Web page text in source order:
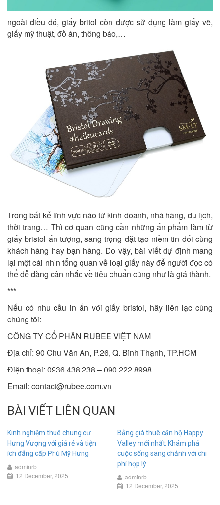
ngoài điều đó, giấy britol còn được sử dụng làm giấy vẽ,
giấy mỹ thuật, đồ án, thông báo,…
Trong bất kể lĩnh vực nào từ kinh doanh, nhà hàng, du lịch,
thời trang… Thì cơ quan cũng cần những ấn phẩm làm từ
giấy bristol ấn tượng, sang trọng đặt tạo niềm tin đối cùng
khách hàng hay bạn hàng. Do vậy, bài viết dự định mang
lại một cái nhìn tổng quan về loại giấy này để người đọc có
thể dễ dàng cân nhắc về tiêu chuẩn cũng như là giá thành.
***
Nếu có nhu cầu in ấn với giấy bristol, hãy liên lạc cùng
chúng tôi:
CÔNG TY CỔ PHẦN RUBEE VIỆT NAM
Địa chỉ: 90 Chu Văn An, P.26, Q. Bình Thạnh, TP.HCM
Điện thoại: 0936 438 238 – 090 222 8998
Email: contact@rubee.com.vn
BÀI VIẾT LIÊN QUAN
Kinh nghiệm thuê chung cư
Hưng Vượng với giá rẻ và tiện
ích đẳng cấp Phú Mỹ Hưng
adminrb
12 December, 2025
Bảng giá thuê căn hộ Happy
Valley mới nhất: Khám phá
cuộc sống sang chảnh với chi
phí hợp lý
adminrb
12 December, 2025